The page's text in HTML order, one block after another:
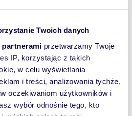
Twoich danych
partnerami przetwarzamy Twoje
IP, korzystając z takich
w celu wyświetlania
i treści, analizowania tychże,
oczekiwaniom użytkowników i
wybór odnośnie tego, kto
Ostatnia
strona
14
strona
strona